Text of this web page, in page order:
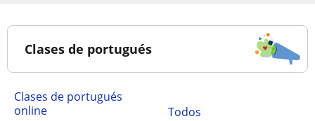
Clases de portugués
Clases de portugués
online
Todos